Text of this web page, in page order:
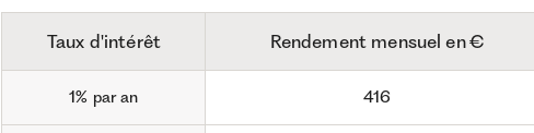
Taux d'intérêt Rendement mensuel en €
1% par an 416